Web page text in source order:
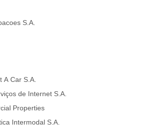
S.A.
A Car S.A.
de Internet S.A.
Properties
Intermodal S.A.